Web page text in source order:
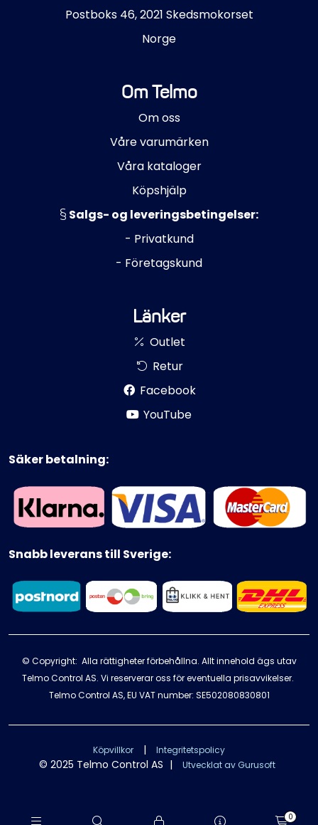
0
Postboks 46, 2021 Skedsmokorset
Norge
Om Telmo
Om oss
Våre varumärken
Våra kataloger
Köpshjälp
Salgs- og leveringsbetingelser:
- Privatkund
- Företagskund
Länker
Outlet
Retur
Facebook
YouTube
Säker betalning:
Snabb leverans till Sverige:
© Copyright: Alla rättigheter förbehållna. Allt innehold ägs utav
Telmo Control AS. Vi reserverar oss för eventuella prisavvikelser.
Telmo Control AS, EU VAT number: SE502080830801
Köpvillkor | Integritetspolicy
© 2025 Telmo Control AS | Utvecklat av Gurusoft